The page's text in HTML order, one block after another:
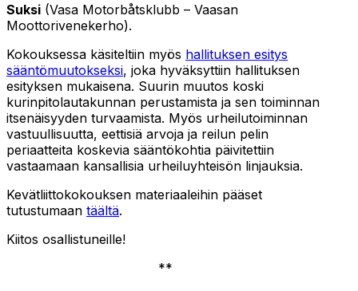
Suksi (Vasa Motorbåtsklubb – Vaasan
Moottorivenekerho).
Kokouksessa käsiteltiin myös hallituksen esitys
sääntömuutokseksi, joka hyväksyttiin hallituksen
esityksen mukaisena. Suurin muutos koski
kurinpitolautakunnan perustamista ja sen toiminnan
itsenäisyyden turvaamista. Myös urheilutoiminnan
vastuullisuutta, eettisiä arvoja ja reilun pelin
periaatteita koskevia sääntökohtia päivitettiin
vastaamaan kansallisia urheiluyhteisön linjauksia.
Kevätliittokokouksen materiaaleihin pääset
tutustumaan täältä.
Kiitos osallistuneille!
**